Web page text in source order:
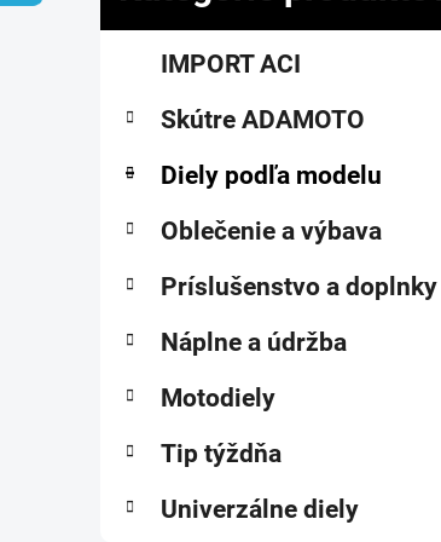
č
kategórieIMPORT ACI
Skútre ADAMOTO
Diely podľa modelu
Oblečenie a výbava
Príslušenstvo a doplnky
Náplne a údržba
Motodiely
Tip týždňa
Univerzálne diely